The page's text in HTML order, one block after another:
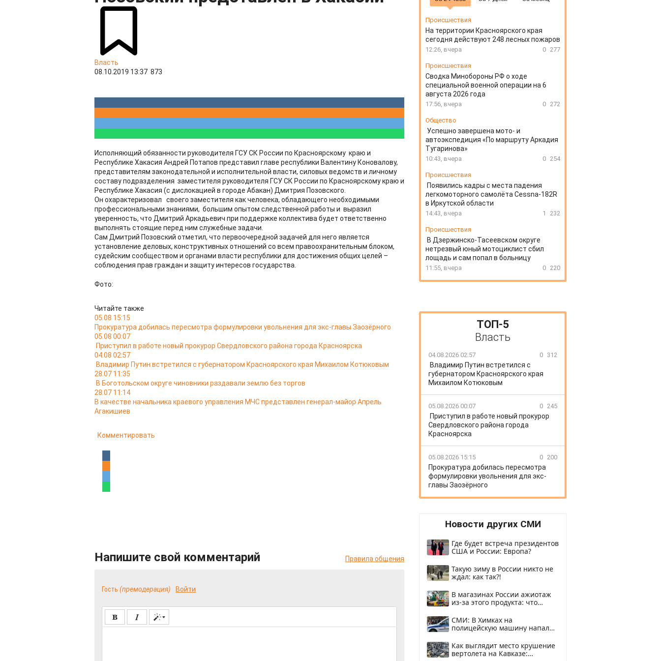
Власть
08.10.2019 13:37 873
Исполняющий обязанности руководителя ГСУ СК России по Красноярскому краю и
Республике Хакасия Андрей Потапов представил главе республики Валентину Коновалову,
представителям законодательной и исполнительной власти, силовых ведомств и личному
составу подразделения заместителя руководителя ГСУ СК России по Красноярскому краю и
Республике Хакасия (с дислокацией в городе Абакан) Дмитрия Позовского.
Он охарактеризовал своего заместителя как человека, обладающего необходимыми
профессиональными знаниями, большим опытом следственной работы и выразил
уверенность, что Дмитрий Аркадьевич при поддержке коллектива будет ответственно
выполнять стоящие перед ним служебные задачи.
Сам Дмитрий Позовский отметил, что первоочередной задачей для него является
установление деловых, конструктивных отношений со всем правоохранительным блоком,
судейским сообществом и органами власти республики для достижения общих целей –
соблюдения прав граждан и защиту интересов государства.
Фото:
Читайте также
05.08 15:15
Прокуратура добилась пересмотра формулировки увольнения для экс-главы Заозёрного
05.08 00:07
Приступил в работе новый прокурор Свердловского района города Красноярска
04.08 02:57
Владимир Путин встретился с губернатором Красноярского края Михаилом Котюковым
28.07 11:35
В Боготольском округе чиновники раздавали землю без торгов
28.07 11:14
В качестве начальника краевого управления МЧС представлен генерал-майор Апрель
Агакишиев
Комментировать
Напишите свой комментарий Правила общения
Гость (премодерация) Войти
Происшествия
На территории Красноярского края
сегодня действуют 248 лесных пожаров
12:26, вчера 0 277
Происшествия
Сводка Минобороны РФ о ходе
специальной военной операции на 6
августа 2026 года
17:56, вчера 0 272
Общество
Успешно завершена мото- и
автоэкспедиция «По маршруту Аркадия
Тугаринова»
10:43, вчера 0 254
Происшествия
Появились кадры с места падения
легкомоторного самолёта Cessna-182R
в Иркутской области
14:43, вчера 1 232
Происшествия
В Дзержинско-Тасеевском округе
нетрезвый юный мотоциклист сбил
лощадь и сам попал в больницу
11:55, вчера 0 220
ТОП-5
Власть
04.08.2026 02:57 0 312
Владимир Путин встретился с
губернатором Красноярского края
Михаилом Котюковым
05.08.2026 00:07 0 245
Приступил в работе новый прокурор
Свердловского района города
Красноярска
05.08.2026 15:15 0 200
Прокуратура добилась пересмотра
формулировки увольнения для экс-
главы Заозёрного
Новости других СМИ
Где будет встреча президентов
США и России: Европа?
Такую зиму в России никто не
ждал: как так?!
В магазинах России ажиотаж
из-за этого продукта: что
СМИ: В Химках на
полицейскую машину напали
Как выглядит место крушение
вертолета на Кавказе: